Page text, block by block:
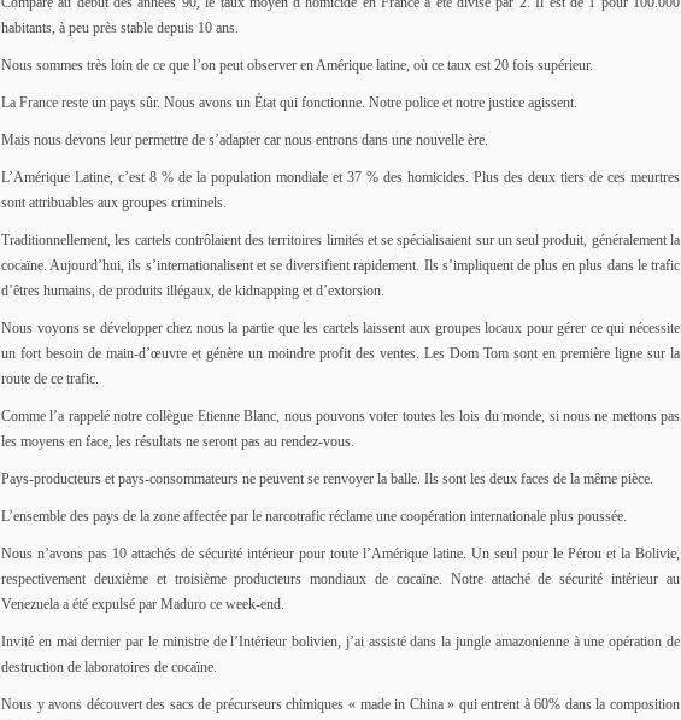
habitants, à peu près stable depuis 10 ans.
Nous sommes très loin de ce que l’on peut observer en Amérique latine, où ce taux est 20 fois supérieur.
La France reste un pays sûr. Nous avons un État qui fonctionne. Notre police et notre justice agissent.
Mais nous devons leur permettre de s’adapter car nous entrons dans une nouvelle ère.
L’Amérique Latine, c’est 8 % de la population mondiale et 37 % des homicides. Plus des deux tiers de ces meurtres
sont attribuables aux groupes criminels.
Traditionnellement, les cartels contrôlaient des territoires limités et se spécialisaient sur un seul produit, généralement la
cocaïne. Aujourd’hui, ils s’internationalisent et se diversifient rapidement. Ils s’impliquent de plus en plus dans le trafic
d’êtres humains, de produits illégaux, de kidnapping et d’extorsion.
Nous voyons se développer chez nous la partie que les cartels laissent aux groupes locaux pour gérer ce qui nécessite
un fort besoin de main-d’œuvre et génère un moindre profit des ventes. Les Dom Tom sont en première ligne sur la
route de ce trafic.
Comme l’a rappelé notre collègue Etienne Blanc, nous pouvons voter toutes les lois du monde, si nous ne mettons pas
les moyens en face, les résultats ne seront pas au rendez-vous.
Pays-producteurs et pays-consommateurs ne peuvent se renvoyer la balle. Ils sont les deux faces de la même pièce.
L’ensemble des pays de la zone affectée par le narcotrafic réclame une coopération internationale plus poussée.
Nous n’avons pas 10 attachés de sécurité intérieur pour toute l’Amérique latine. Un seul pour le Pérou et la Bolivie,
respectivement deuxième et troisième producteurs mondiaux de cocaïne. Notre attaché de sécurité intérieur au
Venezuela a été expulsé par Maduro ce week-end.
Invité en mai dernier par le ministre de l’Intérieur bolivien, j’ai assisté dans la jungle amazonienne à une opération de
destruction de laboratoires de cocaïne.
Nous y avons découvert des sacs de précurseurs chimiques « made in China » qui entrent à 60% dans la composition